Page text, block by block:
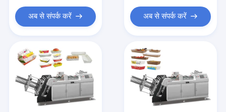
अब से संपर्क करें अब से संपर्क करें